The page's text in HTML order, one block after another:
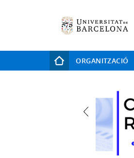
Navegació
principal
ORGANITZACIÓ